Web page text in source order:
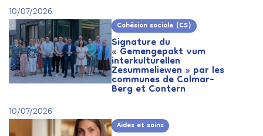
10/07/2026
Cohésion sociale (CS)
Signature du
« Gemengepakt vum
interkulturellen
Zesummeliewen » par les
communes de Colmar-
Berg et Contern
10/07/2026
Aides et soins